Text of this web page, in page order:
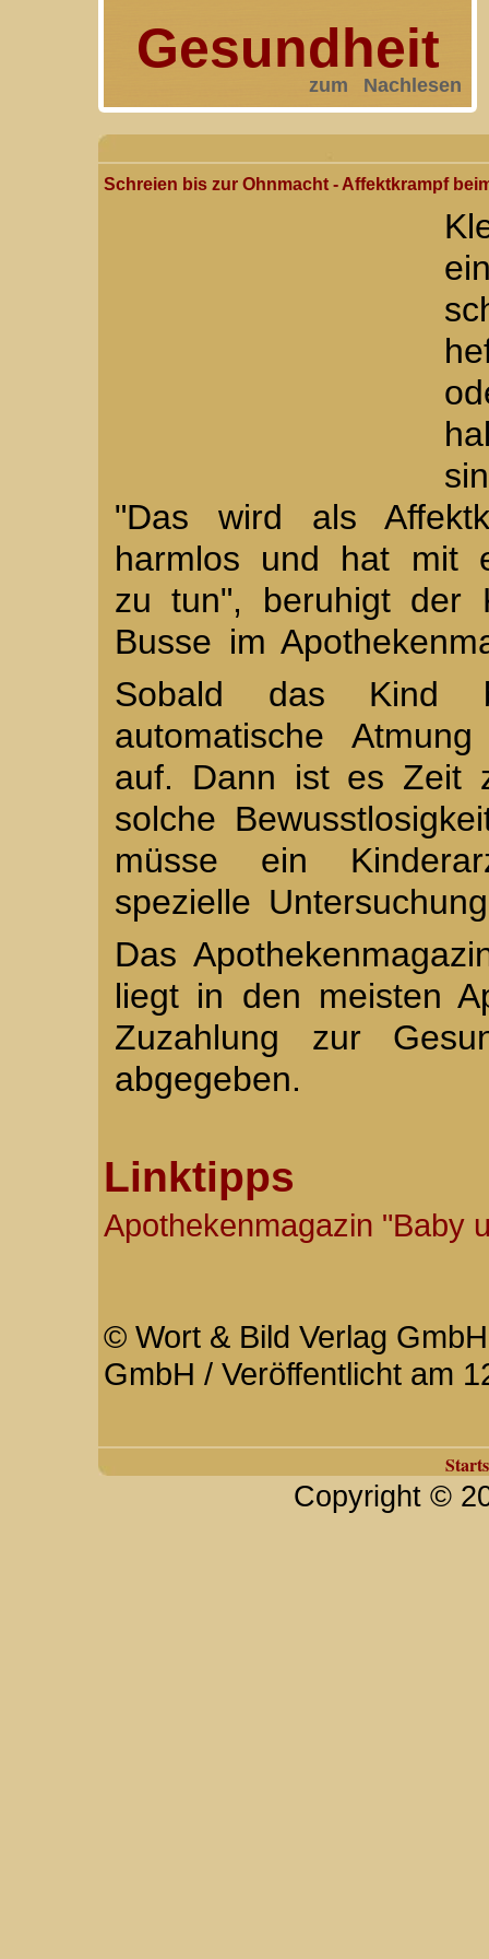
Gesundheit
zum Nachlesen
Schreien bis zur Ohnmacht - Affektkrampf
"Das wird als
harmlos und hat mit
zu tun", beruhigt der
Busse im
Sobald das Kind
automatische
auf. Dann ist es Zeit
solche
müsse ein
spezielle
Das
liegt in den meisten
Zuzahlung zur
abgegeben.
Linktipps
Apothekenmagazin "Baby
© Wort & Bild Verlag
GmbH / Veröffentlicht am
Copyright ©